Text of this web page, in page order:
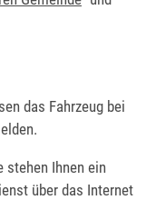
das Fahrzeug bei
stehen Ihnen ein
über das Internet